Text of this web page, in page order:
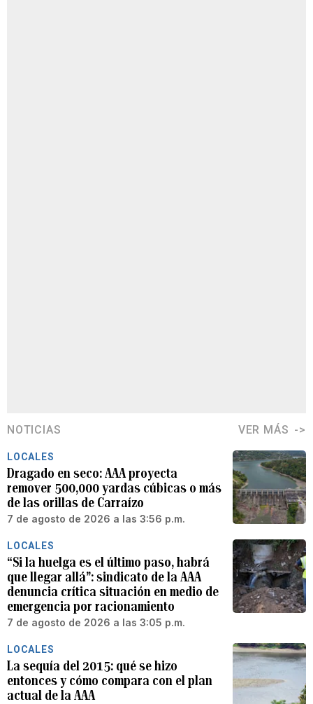
NOTICIAS VER MÁS
LOCALES
Dragado en seco: AAA proyecta
remover 500,000 yardas cúbicas o más
de las orillas de Carraízo
7 de agosto de 2026 a las 3:56 p.m.
LOCALES
“Si la huelga es el último paso, habrá
que llegar allá”: sindicato de la AAA
denuncia crítica situación en medio de
emergencia por racionamiento
7 de agosto de 2026 a las 3:05 p.m.
LOCALES
La sequía del 2015: qué se hizo
entonces y cómo compara con el plan
actual de la AAA